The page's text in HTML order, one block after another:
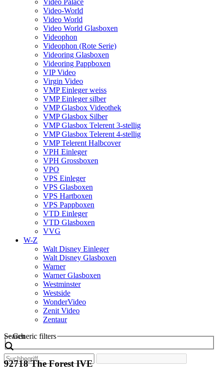
Video Palace
Video-World
Video World
Video World Glasboxen
Videophon
Videophon (Rote Serie)
Videoring Glasboxen
Videoring Pappboxen
VIP Video
Virgin Video
VMP Einleger weiss
VMP Einleger silber
VMP Glasbox Videothek
VMP Glasbox Silber
VMP Glasbox Telerent 3-stellig
VMP Glasbox Telerent 4-stellig
VMP Telerent Halbcover
VPH Einleger
VPH Grossboxen
VPO
VPS Einleger
VPS Glasboxen
VPS Hartboxen
VPS Pappboxen
VTD Einleger
VTD Glasboxen
VVG
W-Z
Walt Disney Einleger
Walt Disney Glasboxen
Warner
Warner Glasboxen
Westminster
Westside
WonderVideo
Zenit Video
Zentaur
Search
Generic filters
92718 The Forest IVE